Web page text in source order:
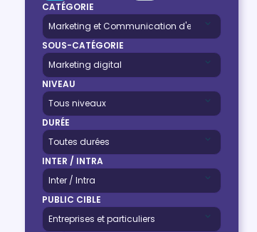
CATÉGORIE
SOUS-CATÉGORIE
NIVEAU
DURÉE
INTER / INTRA
PUBLIC CIBLE